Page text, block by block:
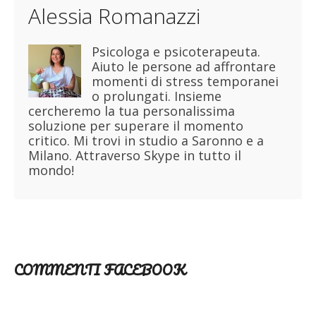
Alessia Romanazzi
Psicologa e psicoterapeuta.
Aiuto le persone ad affrontare
momenti di stress temporanei
o prolungati. Insieme
cercheremo la tua personalissima
soluzione per superare il momento
critico. Mi trovi in studio a Saronno e a
Milano. Attraverso Skype in tutto il
mondo!
COMMENTI FACEBOOK